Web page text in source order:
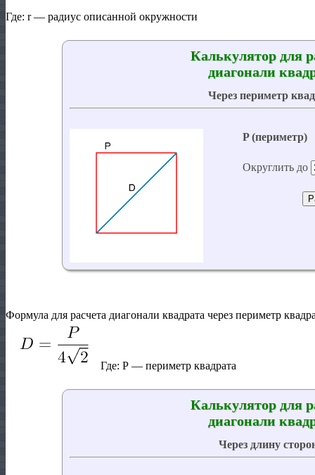
Где: r — радиус описанной окружности
Формула для расчета диагонали квадрата через периметр
Где: P — периметр квадрата